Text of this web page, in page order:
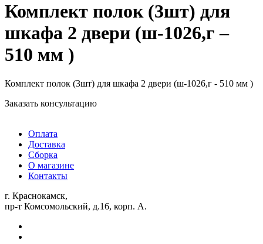
Комплект полок (3шт) для
шкафа 2 двери (ш-1026,г –
510 мм )
Комплект полок (3шт) для шкафа 2 двери (ш-1026,г - 510 мм )
Заказать консультацию
Оплата
Доставка
Сборка
О магазине
Контакты
г. Краснокамск,
пр-т Комсомольский, д.16, корп. А.